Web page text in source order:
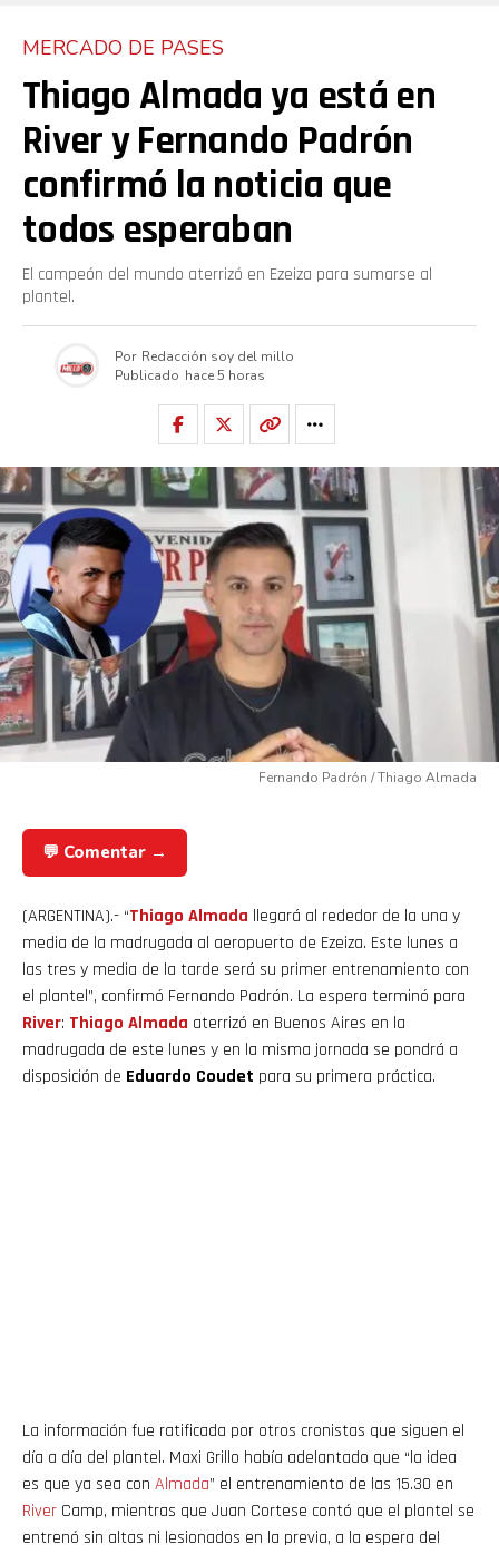
MERCADO DE PASES
Thiago Almada ya está en
River y Fernando Padrón
confirmó la noticia que
todos esperaban
El campeón del mundo aterrizó en Ezeiza para sumarse al
plantel.
Por Redacción soy del millo
Publicado hace 5 horas
Fernando Padrón / Thiago Almada
💬 Comentar →
(ARGENTINA).- “Thiago Almada llegará al rededor de la una y
media de la madrugada al aeropuerto de Ezeiza. Este lunes a
las tres y media de la tarde será su primer entrenamiento con
el plantel”, confirmó Fernando Padrón. La espera terminó para
River: Thiago Almada aterrizó en Buenos Aires en la
madrugada de este lunes y en la misma jornada se pondrá a
disposición de Eduardo Coudet para su primera práctica.
La información fue ratificada por otros cronistas que siguen el
día a día del plantel. Maxi Grillo había adelantado que “la idea
es que ya sea con Almada” el entrenamiento de las 15.30 en
River Camp, mientras que Juan Cortese contó que el plantel se
entrenó sin altas ni lesionados en la previa, a la espera del